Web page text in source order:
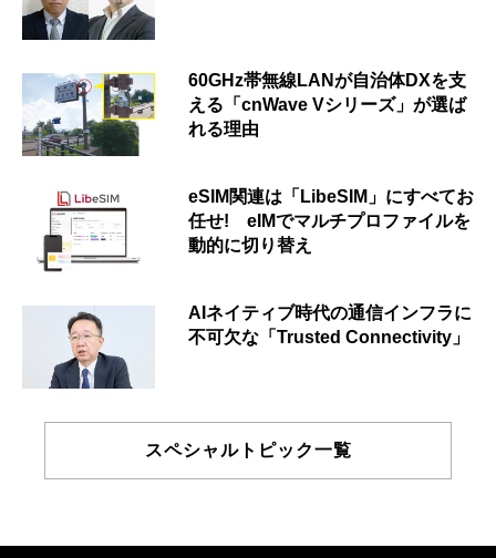
60GHz帯無線LANが自治体DXを支
える「cnWave Vシリーズ」が選ば
れる理由
eSIM関連は「LibeSIM」にすべてお
任せ! eIMでマルチプロファイルを
動的に切り替え
AIネイティブ時代の通信インフラに
不可欠な「Trusted Connectivity」
スペシャルトピック一覧